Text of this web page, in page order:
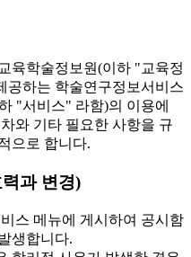
육학술정보원(이하 "교육정
공하는 학술연구정보서비스
"서비스" 라함)의 이용에
와 기타 필요한 사항을 규
으로 합니다.
과 변경)
스 메뉴에 게시하여 공시함
생합니다.